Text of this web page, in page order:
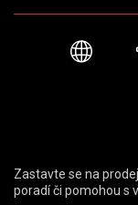
Zastavte se na
poradí či pomohou s